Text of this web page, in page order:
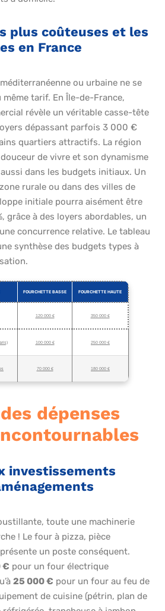
plus coûteuses et les
en France
ou urbaine ne se
tarif. En Île-de-France,
révèle un véritable casse-tête
dépassant parfois 3 000 €
quartiers attractifs. La région
de vivre et son dynamisme
dans les budgets initiaux. Un
rurale ou dans des villes de
initiale pourra aisément être
grâce à des loyers abordables, un
concurrence relative. Le tableau
synthèse des budgets types à
FOURCHETTE BASSE FOURCHETTE HAUTE
120 000 € 350 000 €
100 000 € 250 000 €
70 000 € 180 000 €
dépenses
investissements
toute une machinerie
! Le four à pizza, pièce
un poste conséquent.
€ pour un four électrique
25 000 € pour un four au feu de
de cuisine (pétrin, plan de